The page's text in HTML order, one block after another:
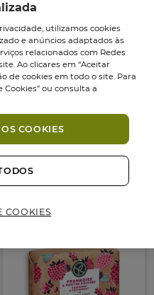
no teu duche. A
e delicadamente
revolucionária
de Nature
de utilizações que um
dispensa apenas 1 gota
é a dose certa e
o o teu
idas ao ginásio•
utilizamos cookies
e anúncios adaptados às
relacionados com Redes
Ao clicares em “Aceitar
de cookies em todo o site. Para
Cookies” ou consulta a
COOKIES
COOKIES